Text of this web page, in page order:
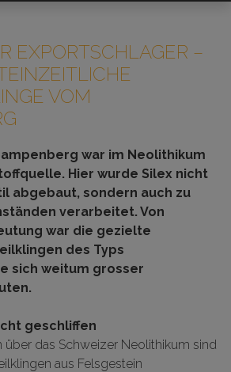
EXPORTSCHLAGER –
VOM
war im Neolithikum
Hier wurde Silex nicht
abgebaut, sondern auch zu
verarbeitet. Von
war die gezielte
des Typs
sich weitum grosser
geschliffen
über das Schweizer Neolithikum sind
aus Felsgestein